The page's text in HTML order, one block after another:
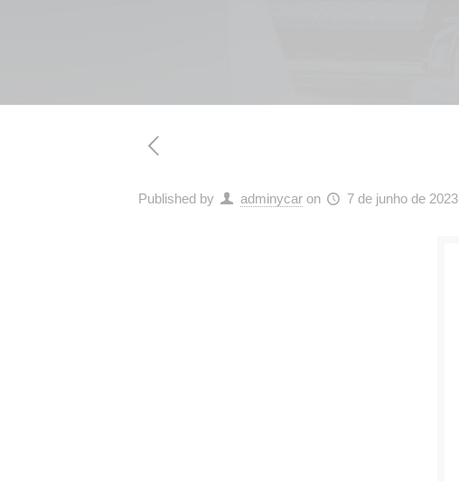
Published by adminycar on 7 de junho de 2023